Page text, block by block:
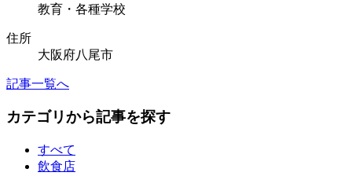
教育・各種学校
住所
大阪府八尾市
記事一覧へ
カテゴリから記事を探す
すべて
飲食店